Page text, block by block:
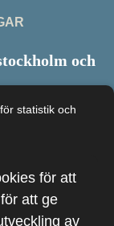
och
för statistik och
för att
att ge
av